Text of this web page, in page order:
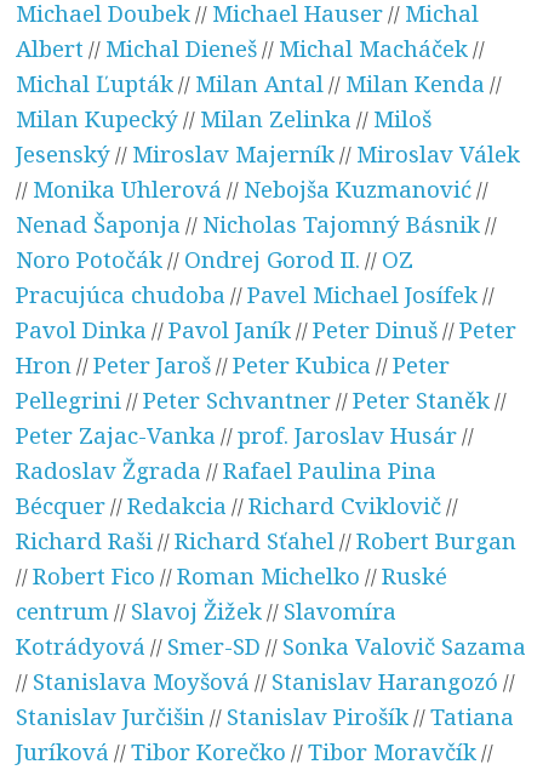
Michael Doubek// Michael Hauser// Michal
Albert // Michal Dieneš// Michal Macháček//
Michal Ľupták// Milan Antal // Milan Kenda //
Milan Kupecký// Milan Zelinka // Miloš
Jesenský// Miroslav Majerník// Miroslav Válek
// Monika Uhlerová // Nebojša Kuzmanović//
Nenad Šaponja // Nicholas Tajomný Básnik//
Noro Potočák// Ondrej Gorod II. // OZ
Pracujúca chudoba //Pavel Michael Josífek//
Pavol Dinka //Pavol Janík//Peter Dinuš//Peter
Hron //Peter Jaroš//Peter Kubica //Peter
Pellegrini //Peter Schvantner//Peter Staněk//
Peter Zajac-Vanka //prof. Jaroslav Husár//
Radoslav Žgrada //Rafael Paulina Pina
Bécquer//Redakcia //Richard Cviklovič//
Richard Raši //Richard Sťahel //Robert Burgan
//Robert Fico //Roman Michelko //Ruské
centrum // Slavoj Žižek// Slavomíra
Kotrádyová // Smer-SD // Sonka Valovič Sazama
// Stanislava Moyšová // Stanislav Harangozó //
Stanislav Jurčišin // Stanislav Pirošík//Tatiana
Juríková //Tibor Korečko //Tibor Moravčík//